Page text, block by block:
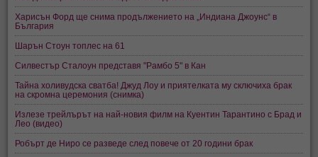
Харисън Форд ще снима продължението на „Индиана Джоунс“ в
България
Шарън Стоун топлес на 61
Силвестър Сталоун представя "Рамбо 5" в Кан
Тайна холивудска сватба! Джуд Лоу и приятелката му сключиха брак
на скромна церемония (снимка)
Излезе трейлърът на най-новия филм на Куентин Тарантино с Брад и
Лео (видео)
Робърт де Ниро се разведе след повече от 20 години брак